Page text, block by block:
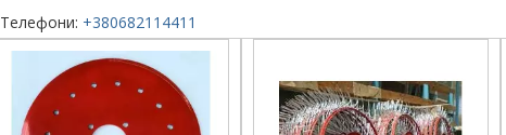
Телефони: +380682114411